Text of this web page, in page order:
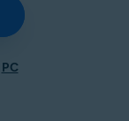
PC